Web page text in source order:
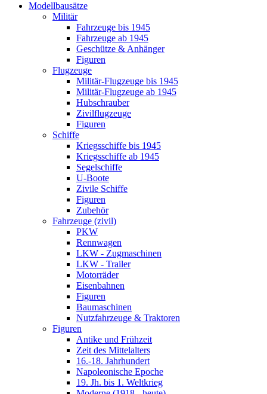
Modellbausätze
Militär
Fahrzeuge bis 1945
Fahrzeuge ab 1945
Geschütze & Anhänger
Figuren
Flugzeuge
Militär-Flugzeuge bis 1945
Militär-Flugzeuge ab 1945
Hubschrauber
Zivilflugzeuge
Figuren
Schiffe
Kriegsschiffe bis 1945
Kriegsschiffe ab 1945
Segelschiffe
U-Boote
Zivile Schiffe
Figuren
Zubehör
Fahrzeuge (zivil)
PKW
Rennwagen
LKW - Zugmaschinen
LKW - Trailer
Motorräder
Eisenbahnen
Figuren
Baumaschinen
Nutzfahrzeuge & Traktoren
Figuren
Antike und Frühzeit
Zeit des Mittelalters
16.-18. Jahrhundert
Napoleonische Epoche
19. Jh. bis 1. Weltkrieg